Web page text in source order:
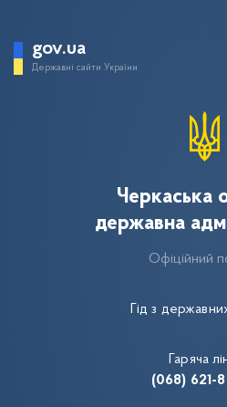
gov.ua
Державні сайти України
Гід з
Черкаська
державна
Офіційний
Гаряча
(068) 621-